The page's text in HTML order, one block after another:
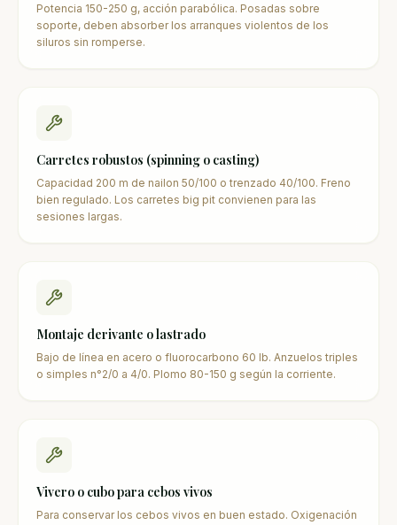
Potencia 150-250 g, acción parabólica. Posadas sobre
soporte, deben absorber los arranques violentos de los
siluros sin romperse.
Carretes robustos (spinning o casting)
Capacidad 200 m de nailon 50/100 o trenzado 40/100. Freno
bien regulado. Los carretes big pit convienen para las
sesiones largas.
Montaje derivante o lastrado
Bajo de línea en acero o fluorocarbono 60 lb. Anzuelos triples
o simples n°2/0 a 4/0. Plomo 80-150 g según la corriente.
Vivero o cubo para cebos vivos
Para conservar los cebos vivos en buen estado. Oxigenación